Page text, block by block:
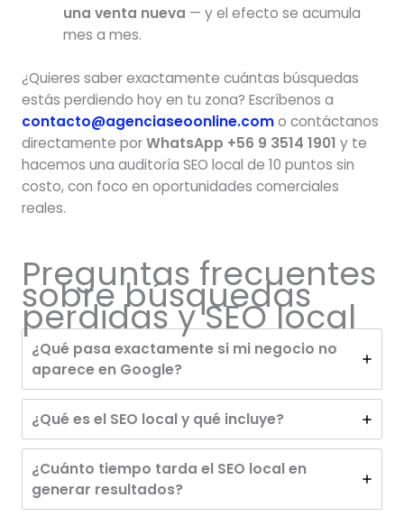
una venta nueva — y el efecto se acumula
mes a mes.
¿Quieres saber exactamente cuántas búsquedas
estás perdiendo hoy en tu zona? Escríbenos a
contacto@agenciaseoonline.como contáctanos
directamente porWhatsApp +56 9 3514 1901 y te
hacemos una auditoría SEO local de 10 puntos sin
costo, con foco en oportunidades comerciales
reales.
Preguntas frecuentes
sobre búsquedas
perdidas y SEO local
¿Qué pasa exactamente si mi negocio no
aparece en Google?
¿Qué es el SEO local y qué incluye?
¿Cuánto tiempo tarda el SEO local en
generar resultados?